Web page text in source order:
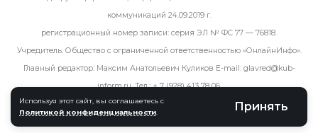
Используя этот сайт, вы соглашаетесь с
Политикой конфиденциальности
Принять
коммуникаций 24.09.2019 г.
регистрационный номер записи: серия ЭЛ № ФС 77 — 76818.
Учредитель: Общество с ограниченной ответственностью «ОнлайнИнфо».
Главный редактор: Максим Анатольевич Куликов E-mail: glavred@kub-
inform.ru. Тел.:+ 7 (928) 413 78 06.
© kub-inform 2026